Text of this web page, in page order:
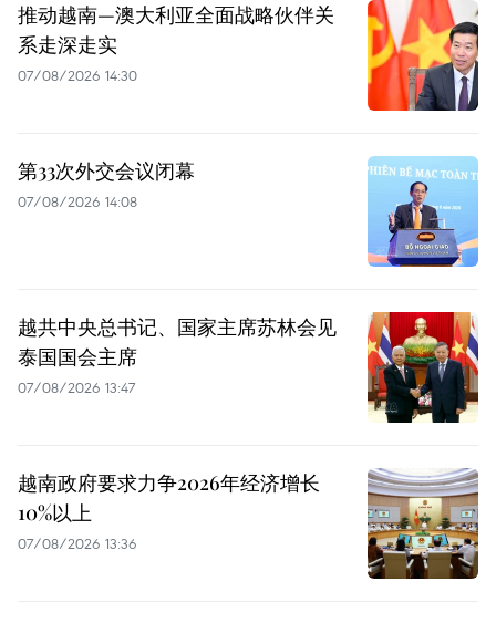
推动越南—澳大利亚全面战略伙伴关
系走深走实
07/08/2026 14:30
第33次外交会议闭幕
07/08/2026 14:08
越共中央总书记、国家主席苏林会见
泰国国会主席
07/08/2026 13:47
越南政府要求力争2026年经济增长
10%以上
07/08/2026 13:36